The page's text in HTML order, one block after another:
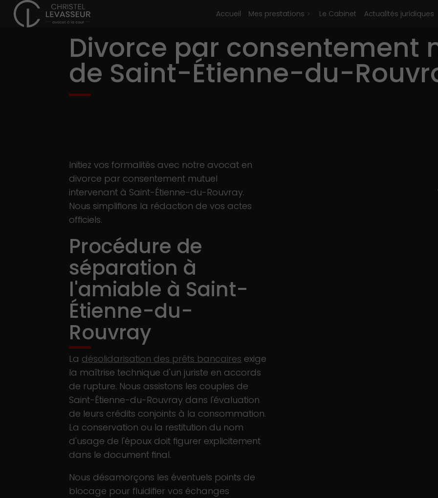
Accueil Mes prestations Le Cabinet Actualités juridiques
Divorce par consentement
de Saint-Étienne-du-
Initiez vos formalités avec notre avocat en
divorce par consentement mutuel
intervenant à Saint-Étienne-du-Rouvray.
Nous simplifions la rédaction de vos actes
officiels.
Procédure de
séparation à
l'amiable à Saint-
Étienne-du-
Rouvray
La désolidarisation des prêts bancaires exige
la maîtrise technique d'un juriste en accords
de rupture. Nous assistons les couples de
Saint-Étienne-du-Rouvray dans l'évaluation
de leurs crédits conjoints à la consommation.
La conservation ou la restitution du nom
d'usage de l'époux doit figurer explicitement
dans le document final.
Nous désamorçons les éventuels points de
blocage pour fluidifier vos échanges